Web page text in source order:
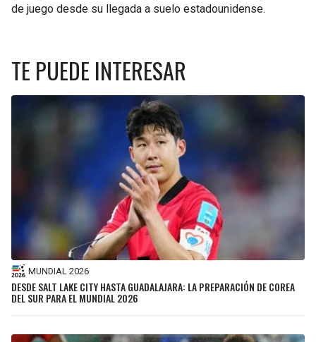
de juego desde su llegada a suelo estadounidense.
TE PUEDE INTERESAR
MUNDIAL 2026
DESDE SALT LAKE CITY HASTA GUADALAJARA: LA PREPARACIÓN DE COREA
DEL SUR PARA EL MUNDIAL 2026